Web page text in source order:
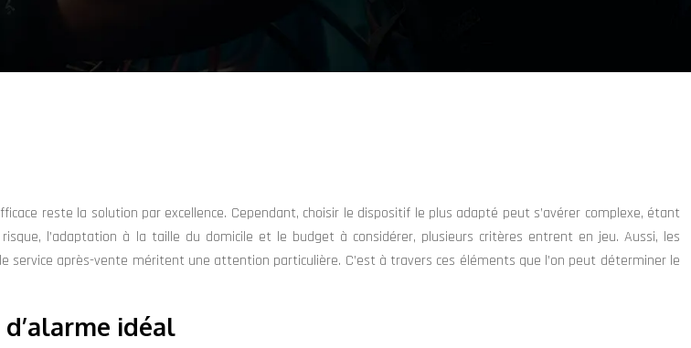
reste la solution par excellence. Cependant, choisir le dispositif le plus adapté peut s’avérer complexe, étant
l’adaptation à la taille du domicile et le budget à considérer, plusieurs critères entrent en jeu. Aussi, les
après-vente méritent une attention particulière. C’est à travers ces éléments que l’on peut déterminer le
idéal